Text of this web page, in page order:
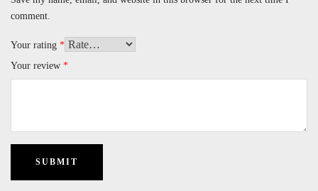
comment.
Your rating *
Your review *